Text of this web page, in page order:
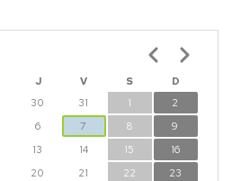
J V S
D
30 31 1
2
6 7 8
9
13 14 15
16
20 21 22
23
Paginación